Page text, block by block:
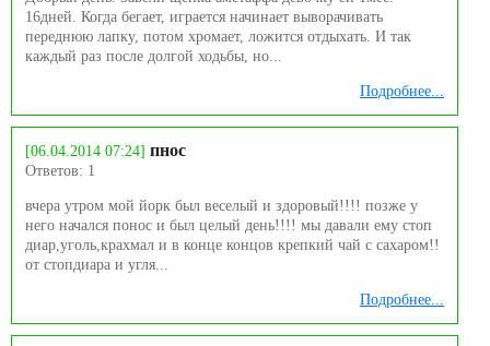
16дней. Когда бегает, играется начинает выворачивать
переднюю лапку, потом хромает, ложится отдыхать. И так
каждый раз после долгой ходьбы, но...
Подробнее...
[06.04.2014 07:24] пнос
Ответов: 1
вчера утром мой йорк был веселый и здоровый!!!! позже у
него начался понос и был целый день!!!! мы давали ему стоп
диар,уголь,крахмал и в конце концов крепкий чай с сахаром!!
от стопдиара и угля...
Подробнее...